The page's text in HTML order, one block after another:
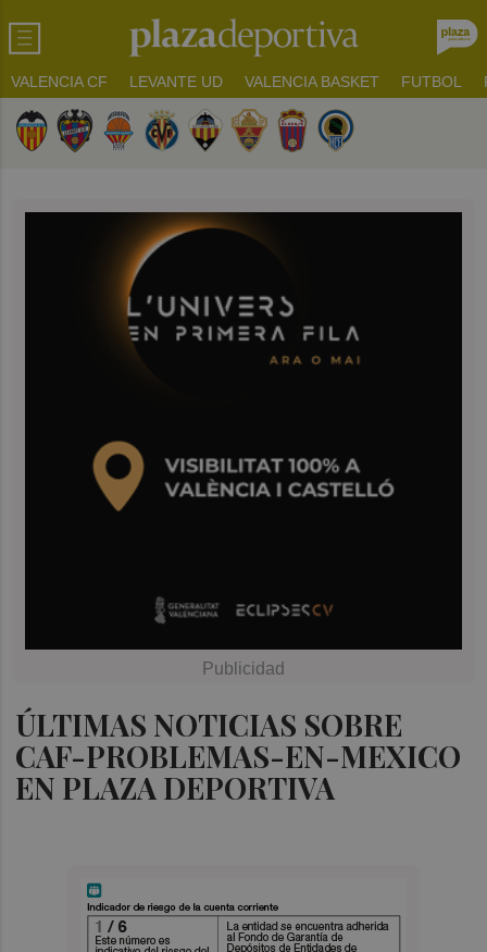
VALENCIA CF LEVANTE UD VALENCIA BASKET FUTBOL
ÚLTIMAS NOTICIAS SOBRE
CAF-PROBLEMAS-EN-MEXICO
EN PLAZA DEPORTIVA